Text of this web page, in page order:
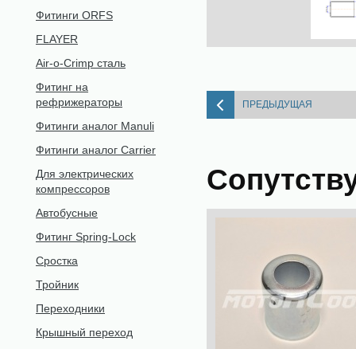
ПРЕДЫДУЩАЯ
Фитинги ORFS
FLAYER
Air-o-Crimp сталь
Фитинг на
рефрижераторы
Фитинги аналог Manuli
Фитинги аналог Carrier
Для электрических
компрессоров
Автобусные
Фитинг Spring-Lock
Сростка
Тройник
Переходники
Крышный переход